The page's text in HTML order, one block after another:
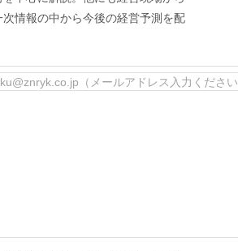
情報の中から今後の経営予測を配